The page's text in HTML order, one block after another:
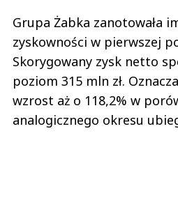
Grupa Żabka zanotowała
zyskowności w pierwszej
Skorygowany zysk netto
poziom 315 mln zł.
wzrost aż o 118,2% w
analogicznego okresu